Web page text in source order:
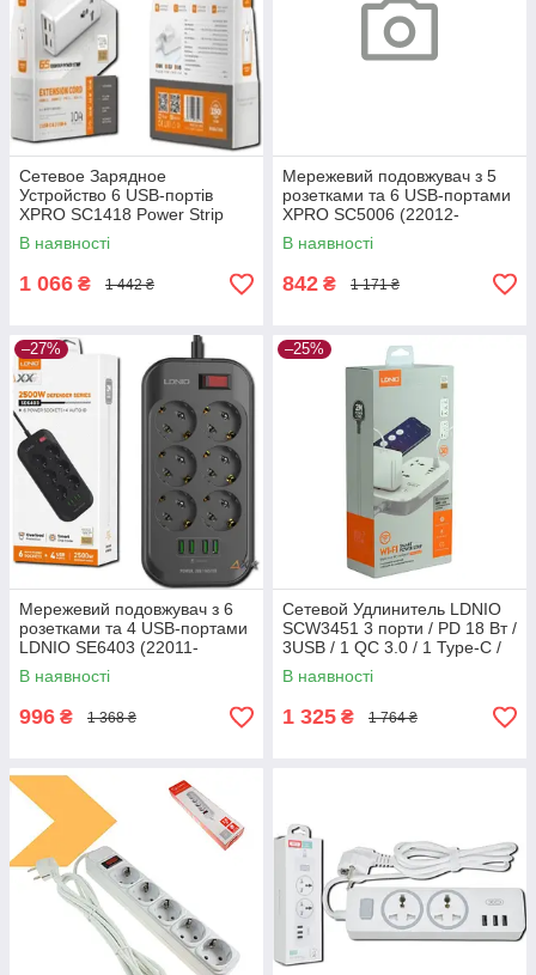
Сетевое Зарядное
Устройство 6 USB-портів
XPRO SC1418 Power Strip
PD/QC 65W (34399-01_630)
В наявності
1 066 ₴ 1 442 ₴
Мережевий подовжувач з 5
розетками та 6 USB-портами
XPRO SC5006 (22012-
01_412)
В наявності
842 ₴ 1 171 ₴
–27%
Мережевий подовжувач з 6
розетками та 4 USB-портами
LDNIO SE6403 (22011-
01_407)
В наявності
996 ₴ 1 368 ₴
–25%
Сетевой Удлинитель LDNIO
SCW3451 3 порти / PD 18 Вт /
3USB / 1 QC 3.0 / 1 Type-C /
WiFi (34391-01_730)
В наявності
1 325 ₴ 1 764 ₴